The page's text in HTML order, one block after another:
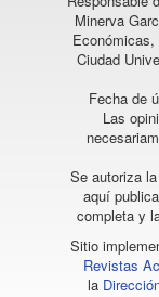
Minerva
Ciudad
Fecha de
Las
Se autoriza
aquí
completa y
Sitio
Revistas
la